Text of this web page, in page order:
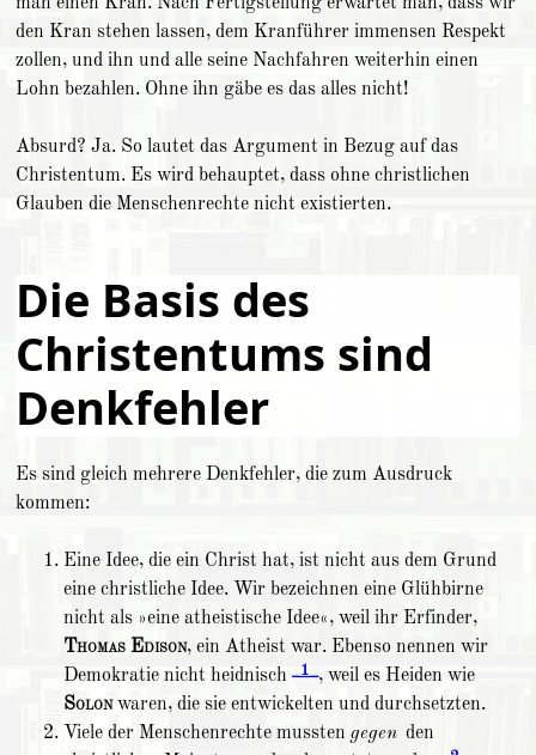
den Kran stehen lassen, dem Kranführer immensen Respekt
zollen, und ihn und alle seine Nachfahren weiterhin einen
Lohn bezahlen. Ohne ihn gäbe es das alles nicht!
Absurd? Ja. So lautet das Argument in Bezug auf das
Christentum. Es wird behauptet, dass ohne christlichen
Glauben die Menschenrechte nicht existierten.
Die Basis des
Christentums sind
Denkfehler
Es sind gleich mehrere Denkfehler, die zum Ausdruck
kommen:
Eine Idee, die ein Christ hat, ist nicht aus dem Grund
eine christliche Idee. Wir bezeichnen eine Glühbirne
nicht als »eine atheistische Idee«, weil ihr Erfinder,
Thomas Edison, ein Atheist war. Ebenso nennen wir
Demokratie nicht heidnisch
_1_ , weil es Heiden wie
Solonwaren, die sie entwickelten und durchsetzten.
Viele der Menschenrechte musstengegen den